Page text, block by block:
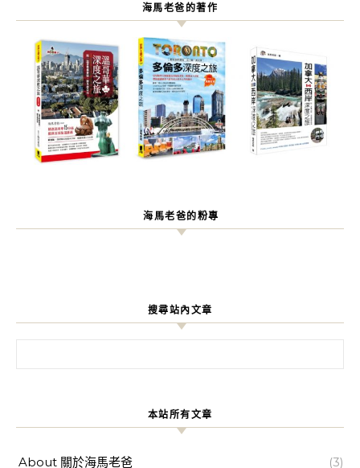
海馬老爸的著作
海馬老爸的粉專
搜尋站內文章
本站所有文章
About 關於海馬老爸 (3)